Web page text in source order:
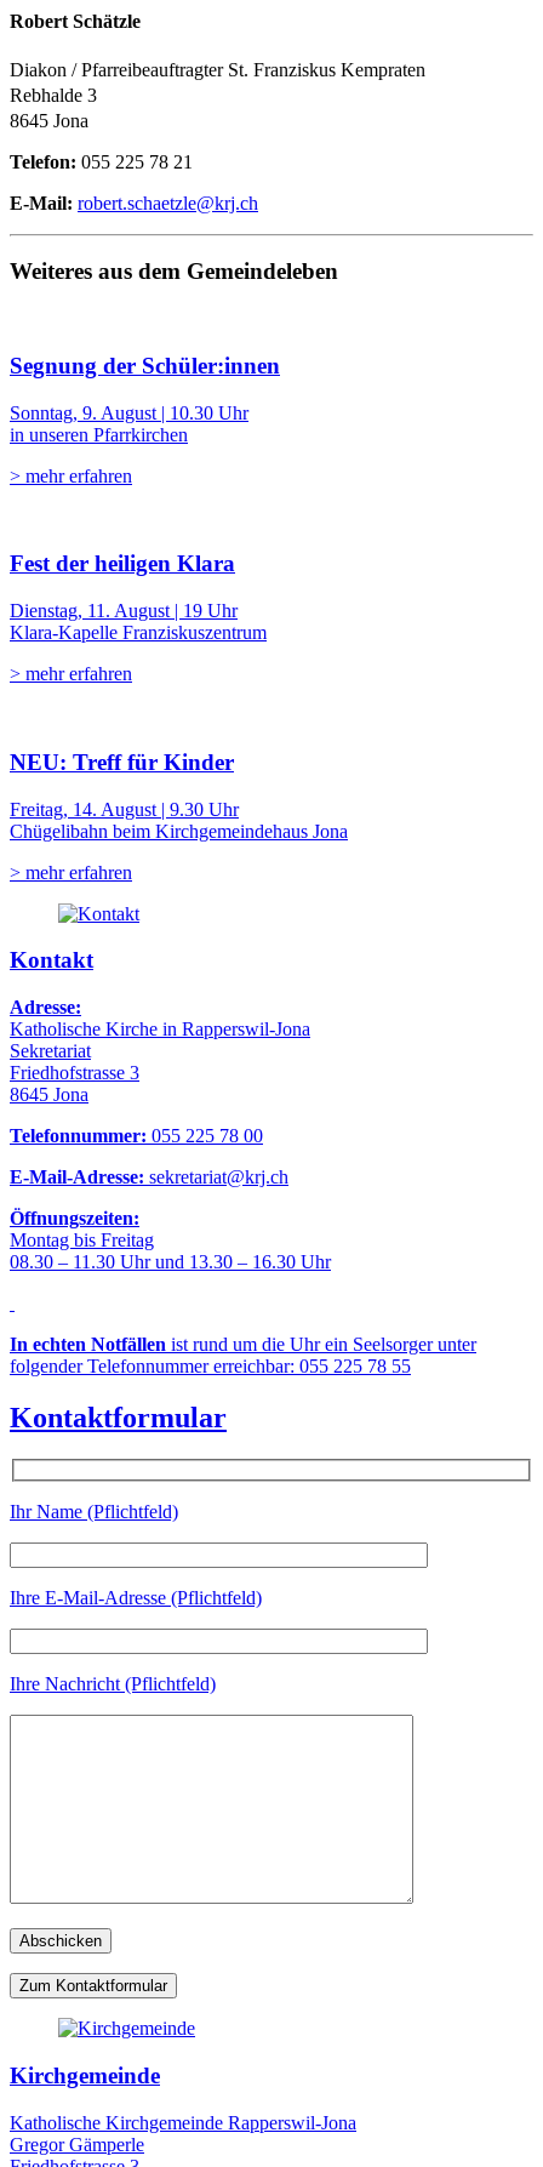
Robert Schätzle
Diakon / Pfarreibeauftragter St. Franziskus Kempraten
Rebhalde 3
8645 Jona
Telefon: 055 225 78 21
E-Mail: robert.schaetzle@krj.ch
Weiteres aus dem Gemeindeleben
Segnung der Schüler:innen
Sonntag, 9. August | 10.30 Uhr
in unseren Pfarrkirchen
> mehr erfahren
Fest der heiligen Klara
Dienstag, 11. August | 19 Uhr
Klara-Kapelle Franziskuszentrum
> mehr erfahren
NEU: Treff für Kinder
Freitag, 14. August | 9.30 Uhr
Chügelibahn beim Kirchgemeindehaus Jona
> mehr erfahren
Kontakt
Adresse:
Katholische Kirche in Rapperswil-Jona
Sekretariat
Friedhofstrasse 3
8645 Jona
Telefonnummer: 055 225 78 00
E-Mail-Adresse: sekretariat@krj.ch
Öffnungszeiten:
Montag bis Freitag
08.30 – 11.30 Uhr und 13.30 – 16.30 Uhr
In echten Notfällen ist rund um die Uhr ein Seelsorger unter
folgender Telefonnummer erreichbar: 055 225 78 55
Kontaktformular
Ihr Name (Pflichtfeld)
Ihre E-Mail-Adresse (Pflichtfeld)
Ihre Nachricht (Pflichtfeld)
Zum Kontaktformular
Kirchgemeinde
Katholische Kirchgemeinde Rapperswil-Jona
Gregor Gämperle